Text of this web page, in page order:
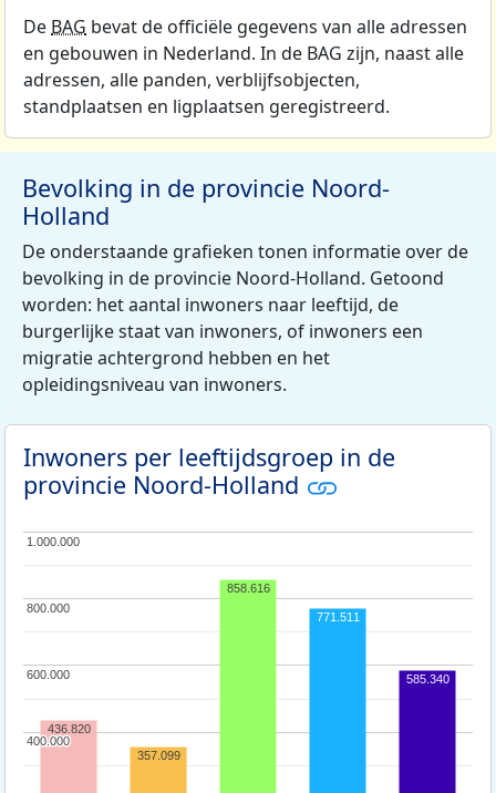
De BAG bevat de officiële gegevens van alle adressen
en gebouwen in Nederland. In de BAG zijn, naast alle
adressen, alle panden, verblijfsobjecten,
standplaatsen en ligplaatsen geregistreerd.
Bevolking in de provincie Noord-
Holland
De onderstaande grafieken tonen informatie over de
bevolking in de provincie Noord-Holland. Getoond
worden: het aantal inwoners naar leeftijd, de
burgerlijke staat van inwoners, of inwoners een
migratie achtergrond hebben en het
opleidingsniveau van inwoners.
Inwoners per leeftijdsgroep in de
provincie Noord-Holland
400.000
400.000
600.000
600.000
800.000
800.000
1.000.000
1.000.000
436.820
357.099
858.616
771.511
585.340